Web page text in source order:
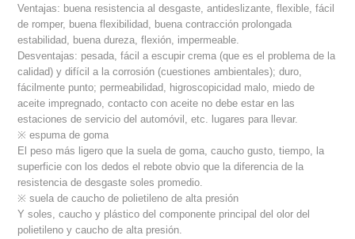
Ventajas: buena resistencia al desgaste, antideslizante, flexible, fácil
de romper, buena flexibilidad, buena contracción prolongada
estabilidad, buena dureza, flexión, impermeable.
Desventajas: pesada, fácil a escupir crema (que es el problema de la
calidad) y difícil a la corrosión (cuestiones ambientales); duro,
fácilmente punto; permeabilidad, higroscopicidad malo, miedo de
aceite impregnado, contacto con aceite no debe estar en las
estaciones de servicio del automóvil, etc. lugares para llevar.
※ espuma de goma
El peso más ligero que la suela de goma, caucho gusto, tiempo, la
superficie con los dedos el rebote obvio que la diferencia de la
resistencia de desgaste soles promedio.
※ suela de caucho de polietileno de alta presión
Y soles, caucho y plástico del componente principal del olor del
polietileno y caucho de alta presión.